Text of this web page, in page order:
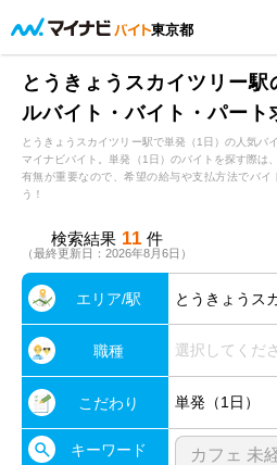
東京都
とうきょうスカイツリー
ルバイト・バイト・パート
とうきょうスカイツリー駅で単発（1日）の人気バ
マイナビバイト。単発（1日）のバイトを探す際は
有無が重要なので、希望の給与や支払方法でバイ
う！
検索結果 11 件
（最終更新日：2026年8月6日）
エリア/駅 とうきょうス
職種 選択してくだ
こだわり 単発（1日）
キーワード